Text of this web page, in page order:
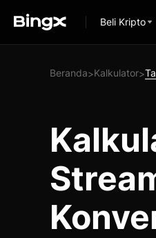
Beli Kripto
Beranda>Kalkulator>